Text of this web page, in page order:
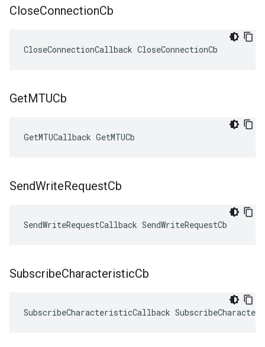
CloseConnectionCb
CloseConnectionCallback CloseConnectionCb
GetMTUCb
GetMTUCallback GetMTUCb
SendWriteRequestCb
SendWriteRequestCallback SendWriteRequestCb
SubscribeCharacteristicCb
SubscribeCharacteristicCallback